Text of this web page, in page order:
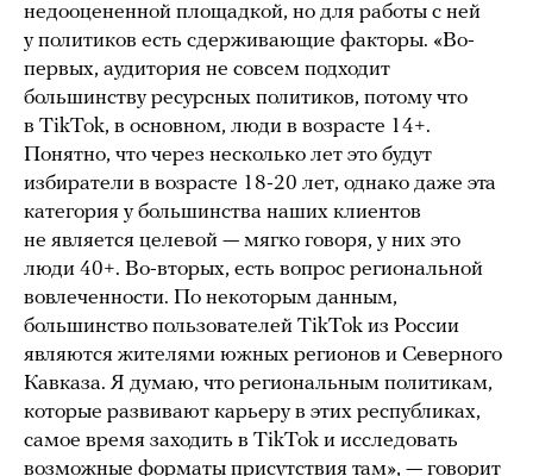
недооцененной площадкой, но для работы с ней
у политиков есть сдерживающие факторы. «Во-
первых, аудитория не совсем подходит
большинству ресурсных политиков, потому что
в TikTok, в основном, люди в возрасте 14+.
Понятно, что через несколько лет это будут
избиратели в возрасте 18-20 лет, однако даже эта
категория у большинства наших клиентов
не является целевой — мягко говоря, у них это
люди 40+. Во-вторых, есть вопрос региональной
вовлеченности. По некоторым данным,
большинство пользователей TikTok из России
являются жителями южных регионов и Северного
Кавказа. Я думаю, что региональным политикам,
которые развивают карьеру в этих республиках,
самое время заходить в TikTok и исследовать
возможные форматы присутствия там», — говорит